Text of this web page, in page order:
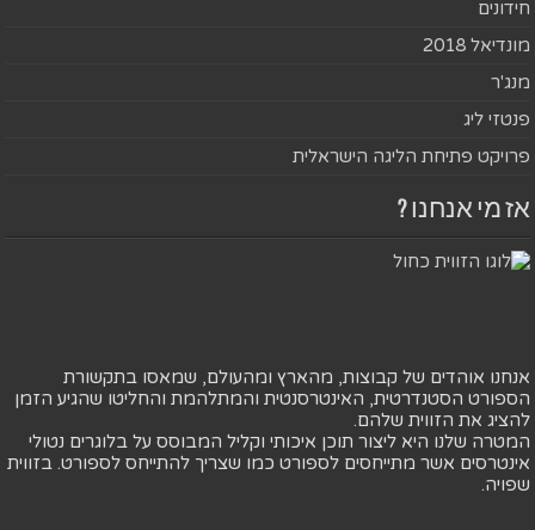
חידונים
מונדיאל 2018
מנג'ר
פנטזי ליג
פרויקט פתיחת הליגה הישראלית
אז מי אנחנו ?
אנחנו אוהדים של קבוצות, מהארץ ומהעולם, שמאסו בתקשורת
הספורט הסטנדרטית, האינטרסנטית והמתלהמת והחליטו שהגיע הזמן
להציג את הזווית שלהם.
המטרה שלנו היא ליצור תוכן איכותי וקליל המבוסס על בלוגרים נטולי
אינטרסים אשר מתייחסים לספורט כמו שצריך להתייחס לספורט. בזווית
שפויה.